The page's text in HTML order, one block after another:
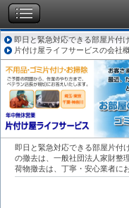
即日と緊急対応できる部屋片付
片付け屋ライフサービスの会社
即日と緊急対応できる部屋片付
の撤去は、一般社団法人家財整
荷物撤去は、丁寧・安心業者に